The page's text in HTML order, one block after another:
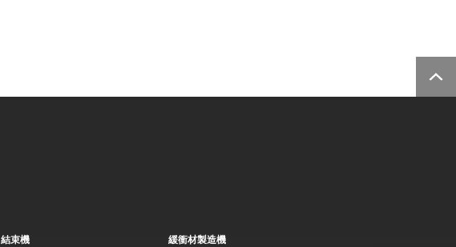
結束機
緩衝材製造機